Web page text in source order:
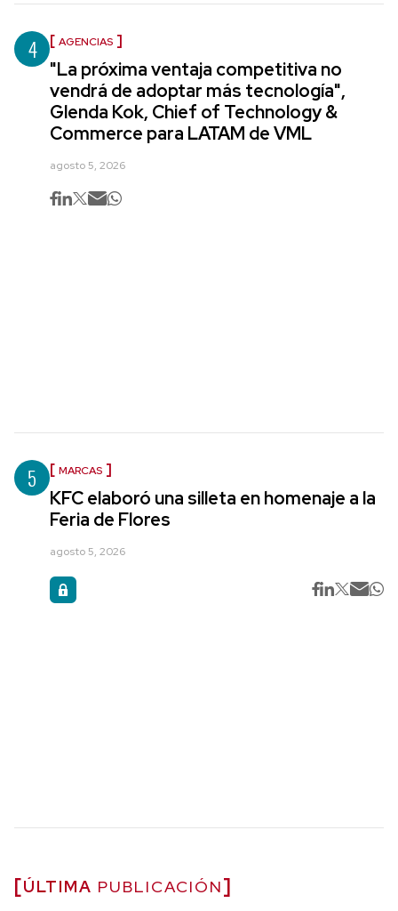
4 AGENCIAS
"La próxima ventaja competitiva no
vendrá de adoptar más tecnología",
Glenda Kok, Chief of Technology &
Commerce para LATAM de VML
agosto 5, 2026
5 MARCAS
KFC elaboró una silleta en homenaje a la
Feria de Flores
agosto 5, 2026
ÚLTIMA PUBLICACIÓN